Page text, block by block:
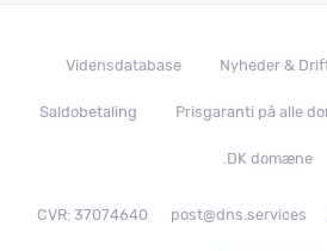
Vidensdatabase Nyheder &
Saldobetaling Prisgaranti på alle
.DK domæne
CVR: 37074640 post@dns.services